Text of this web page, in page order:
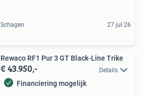
Schagen 27 jul 26
Rewaco RF1 Pur 3 GT Black-Line Trike
€ 43.950,- Details
Financiering mogelijk